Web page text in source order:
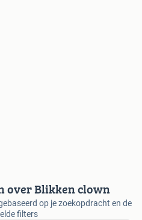
over Blikken clown
op je zoekopdracht en de
filters